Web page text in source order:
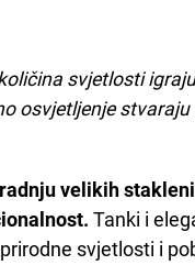
svjetlosti
osvjetljenje
velikih
Tanki i
svjetlosti i